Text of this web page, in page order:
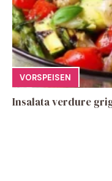
VORSPEISEN
Insalata verdure